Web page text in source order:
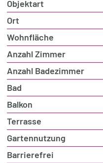
Objektart
Ort
Wohnfläche
Anzahl Zimmer
Anzahl Badezimmer
Bad
Balkon
Terrasse
Gartennutzung
Barrierefrei